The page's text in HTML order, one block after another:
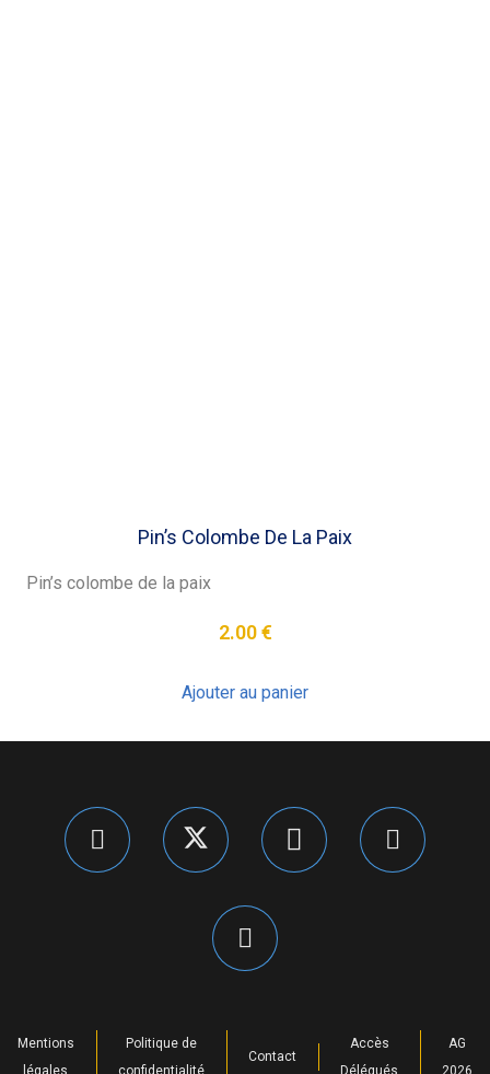
Pin’s Colombe De La Paix
Pin’s colombe de la paix
2.00€
Ajouter au panier
Mentions
légales
Politique de
confidentialité
Contact
Accès
Délégués
AG
2026